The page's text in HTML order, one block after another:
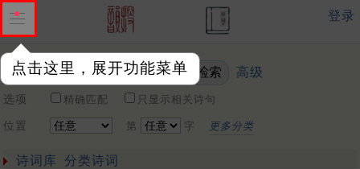
点击这里，展开功能菜单
登录
关键词 高级
选项 精确匹配 只显示相关诗句
位置 第 字 更多分类
诗词库 分类诗词